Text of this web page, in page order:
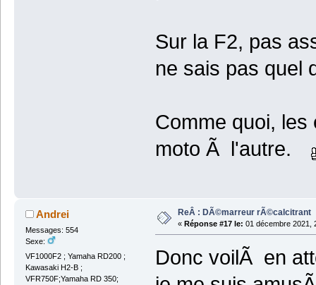
Sur la F2, pas
ne sais pas quel
Comme quoi,
moto Ã l'autre.
Andrei
Messages: 554
Sexe:
VF1000F2 ; Yamaha RD200 ;
Kawasaki H2-B ;
VFR750F;Yamaha RD 350;
ReÂ : DÃ©marreur rÃ©calcitrant
« Réponse #17 le: 01 décembre 2021,
Donc voilÃ en